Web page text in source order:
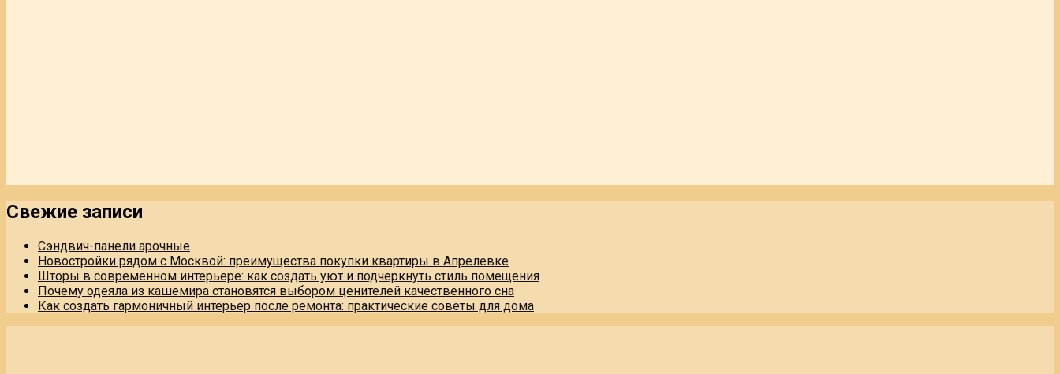
Свежие записи
Сэндвич-панели арочные
Новостройки рядом с Москвой: преимущества покупки квартиры в Апрелевке
Шторы в современном интерьере: как создать уют и подчеркнуть стиль помещения
Почему одеяла из кашемира становятся выбором ценителей качественного сна
Как создать гармоничный интерьер после ремонта: практические советы для дома